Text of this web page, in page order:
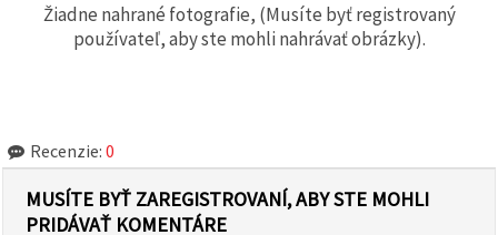
Žiadne nahrané fotografie, (Musíte byť registrovaný
používateľ, aby ste mohli nahrávať obrázky).
Recenzie: 0
MUSÍTE BYŤ ZAREGISTROVANÍ, ABY STE MOHLI
PRIDÁVAŤ KOMENTÁRE